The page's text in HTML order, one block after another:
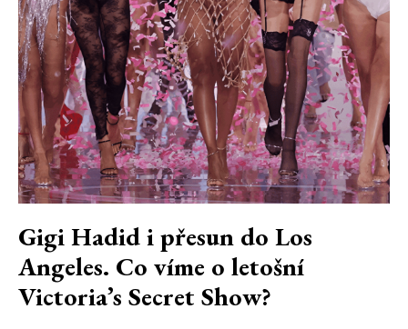
Gigi Hadid i přesun do Los
Angeles. Co víme o letošní
Victoria’s Secret Show?